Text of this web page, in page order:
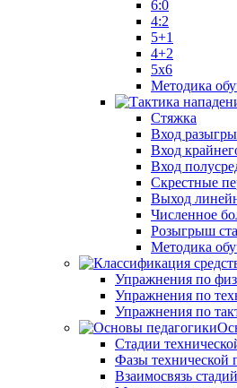
6:0
4:2
5+1
4+2
5x6
Методика
Стяжка
Вход
Вход
Вход
Скрестные
Выход
Численное
Розыгрыш
Методика
Упражнения по
Упражнения по
Упражнения по
Стадии
Фазы технической
Взаимосвязь